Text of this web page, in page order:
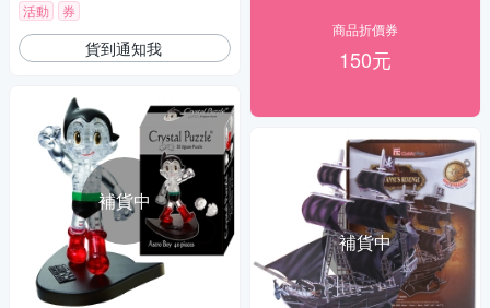
活動 券
貨到通知我
補貨中
商品折價券
150元
補貨中